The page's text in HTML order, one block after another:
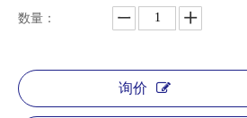
数量：
询价